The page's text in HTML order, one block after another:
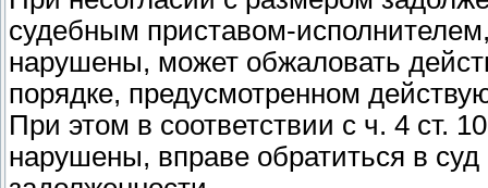
судебным приставом-
нарушены, может обжаловать
порядке, предусмотренном
При этом в соответствии с ч. 4 ст.
нарушены, вправе обратиться в